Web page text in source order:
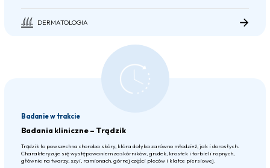
DERMATOLOGIA
Badanie w trakcie
Badania kliniczne – Trądzik
Trądzik to powszechna choroba skóry, która dotyka zarówno młodzież, jak i dorosłych.
Charakteryzuje się występowaniem zaskórników, grudek, krostek i torbieli ropnych,
głównie na twarzy, szyi, ramionach, górnej części pleców i klatce piersiowej.